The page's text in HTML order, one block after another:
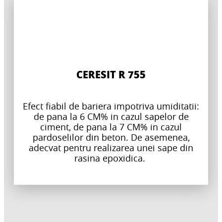
CERESIT R 755
Efect fiabil de bariera impotriva umiditatii:
de pana la 6 CM% in cazul sapelor de
ciment, de pana la 7 CM% in cazul
pardoselilor din beton. De asemenea,
adecvat pentru realizarea unei sape din
rasina epoxidica.